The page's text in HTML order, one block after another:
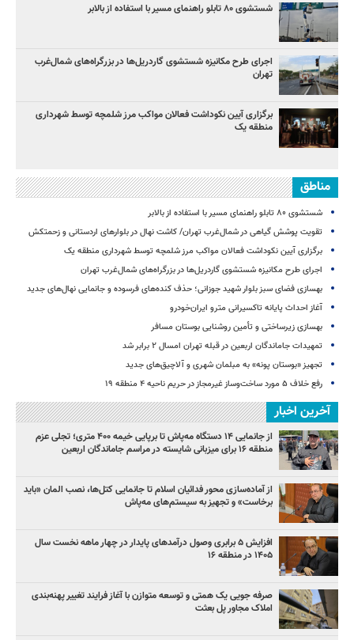
شستشوی ۸۰ تابلو راهنمای مسیر با استفاده از بالابر
اجرای طرح مکانیزه شستشوی گاردریل‌ها در بزرگراه‌های شمال‌غرب
تهران
برگزاری آیین نکوداشت فعالان مواکب مرز شلمچه توسط شهرداری
منطقه یک
مناطق
شستشوی ۸۰ تابلو راهنمای مسیر با استفاده از بالابر
تقویت پوشش گیاهی در شمال‌غرب تهران/ کاشت نهال در بلوارهای اردستانی و زحمتکش
برگزاری آیین نکوداشت فعالان مواکب مرز شلمچه توسط شهرداری منطقه یک
اجرای طرح مکانیزه شستشوی گاردریل‌ها در بزرگراه‌های شمال‌غرب تهران
بهسازی فضای سبز بلوار شهید جوزانی؛ حذف کنده‌های فرسوده و جانمایی نهال‌های جدید
آغاز احداث پایانه تاکسیرانی مترو ایران‌خودرو
بهسازی زیرساختی و تأمین روشنایی بوستان مسافر
تمهیدات جاماندگان اربعین در قبله تهران امسال ۲ برابر شد
تجهیز «بوستان پونه» به مبلمان شهری و آلاچیق‌های جدید
رفع خلاف ۵ مورد ساخت‌وساز غیرمجاز در حریم ناحیه ۴ منطقه ۱۹
آخرین اخبار
از جانمایی ۱۴ دستگاه مه‌پاش تا برپایی خیمه ۴۰۰ متری؛ تجلی عزم
منطقه ۱۶ برای میزبانی شایسته در مراسم جاماندگان اربعین
از آماده‌سازی محور فدائیان اسلام تا جانمایی کتل‌ها، نصب المان «باید
برخاست» و تجهیز به سیستم‌های مه‌پاش
افزایش ۵ برابری وصول درآمدهای پایدار در چهار ماهه نخست سال
۱۴۰۵ در منطقه ۱۶
صرفه جویی یک همتی و توسعه متوازن با آغاز فرایند تغییر پهنه‌بندی
املاک مجاور پل بعثت